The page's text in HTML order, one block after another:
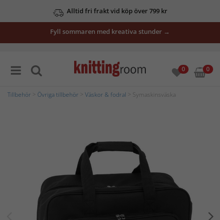
Alltid fri frakt vid köp över 799 kr
Fyll sommaren med kreativa stunder →
0 0
Tillbehör Övriga tillbehör Väskor & fodral > Symaskinsväska